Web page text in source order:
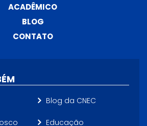
ACADÊMICO
BLOG
CONTATO
Blog da CNEC
Educação